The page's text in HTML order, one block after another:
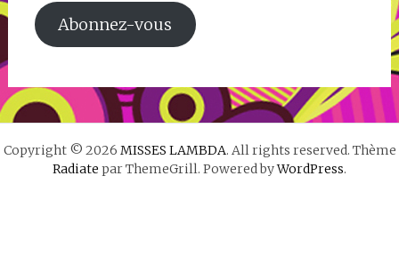
Abonnez-vous
Copyright © 2026 MISSES LAMBDA. All rights reserved. Thème
Radiate par ThemeGrill. Powered byWordPress.